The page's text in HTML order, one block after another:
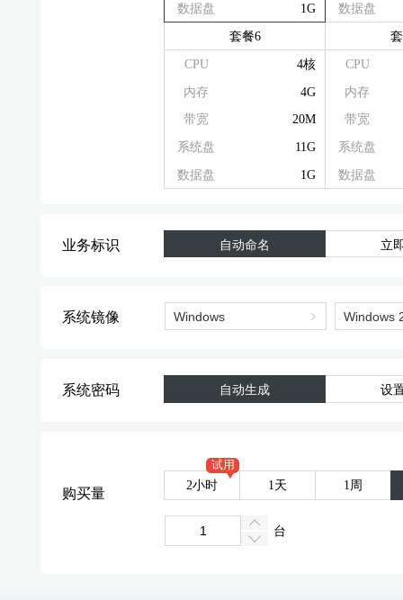
数据盘
1G
数据盘
套餐6
CPU
4核
内存
4G
带宽
20M
系统盘
11G
数据盘
1G
CPU
内存
带宽
系统盘
数据盘
业务标识 自动命名 立
系统镜像
系统密码 自动生成 设
购买量
2小时
试用
1天 1周
台